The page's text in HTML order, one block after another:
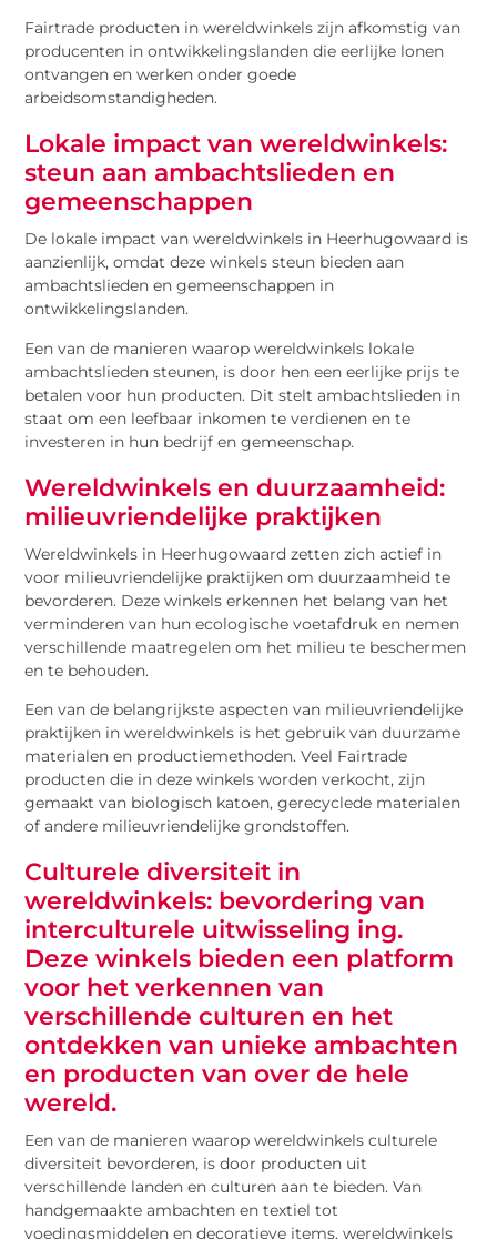
Fairtrade producten in wereldwinkels zijn afkomstig van
producenten in ontwikkelingslanden die eerlijke lonen
ontvangen en werken onder goede
arbeidsomstandigheden.
Lokale impact van wereldwinkels:
steun aan ambachtslieden en
gemeenschappen
De lokale impact van wereldwinkels in Heerhugowaard is
aanzienlijk, omdat deze winkels steun bieden aan
ambachtslieden en gemeenschappen in
ontwikkelingslanden.
Een van de manieren waarop wereldwinkels lokale
ambachtslieden steunen, is door hen een eerlijke prijs te
betalen voor hun producten. Dit stelt ambachtslieden in
staat om een leefbaar inkomen te verdienen en te
investeren in hun bedrijf en gemeenschap.
Wereldwinkels en duurzaamheid:
milieuvriendelijke praktijken
Wereldwinkels in Heerhugowaard zetten zich actief in
voor milieuvriendelijke praktijken om duurzaamheid te
bevorderen. Deze winkels erkennen het belang van het
verminderen van hun ecologische voetafdruk en nemen
verschillende maatregelen om het milieu te beschermen
en te behouden.
Een van de belangrijkste aspecten van milieuvriendelijke
praktijken in wereldwinkels is het gebruik van duurzame
materialen en productiemethoden. Veel Fairtrade
producten die in deze winkels worden verkocht, zijn
gemaakt van biologisch katoen, gerecyclede materialen
of andere milieuvriendelijke grondstoffen.
Culturele diversiteit in
wereldwinkels: bevordering van
interculturele uitwisseling ing.
Deze winkels bieden een platform
voor het verkennen van
verschillende culturen en het
ontdekken van unieke ambachten
en producten van over de hele
wereld.
Een van de manieren waarop wereldwinkels culturele
diversiteit bevorderen, is door producten uit
verschillende landen en culturen aan te bieden. Van
handgemaakte ambachten en textiel tot
voedingsmiddelen en decoratieve items, wereldwinkels